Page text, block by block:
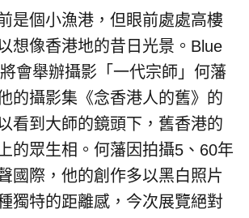
是個小漁港，但眼前處處高樓
想像香港地的昔日光景。Blue
會舉辦攝影「一代宗師」何藩
的攝影集《念香港人的舊》的
看到大師的鏡頭下，舊香港的
的眾生相。何藩因拍攝5、60年
國際，他的創作多以黑白照片
獨特的距離感，今次展覽絕對